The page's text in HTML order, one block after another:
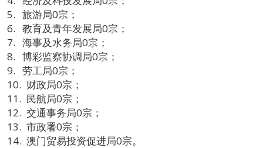
旅游局0宗；
教育及青年发展局0宗；
海事及水务局0宗；
博彩监察协调局0宗；
劳工局0宗；
财政局0宗；
民航局0宗；
交通事务局0宗；
市政署0宗；
澳门贸易投资促进局0宗。